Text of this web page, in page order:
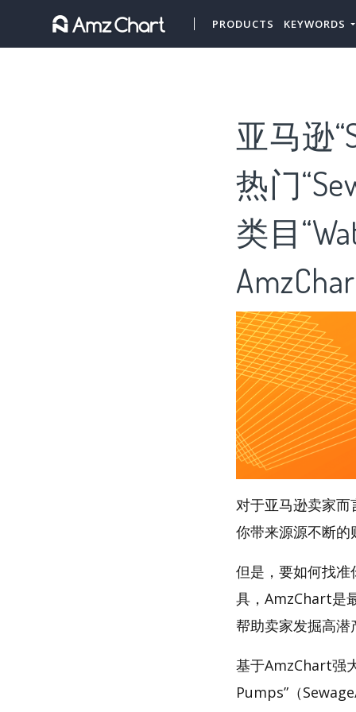
PRODUCTS KEYWORDS
亚马逊
热门
类目
对于亚马逊卖家
你带来源源不断的
但是，要如何找
具，AmzChart是
帮助卖家发掘高
基于AmzChart强
Pumps”（